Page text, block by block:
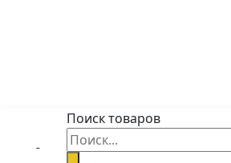
Поиск товаров